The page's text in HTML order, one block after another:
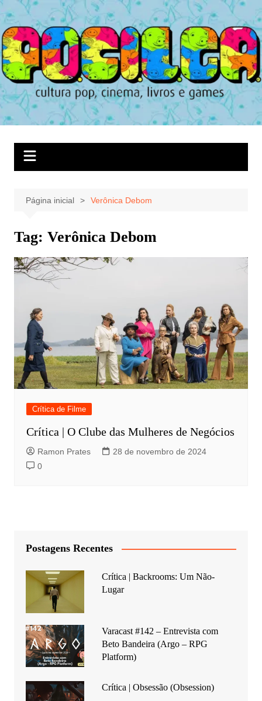
Ir
para
o
conteúdo
Página inicial Verônica Debom
Tag: Verônica Debom
Crítica de Filme
Crítica | O Clube das Mulheres de Negócios
Ramon Prates
28 de novembro de 2024
0
Postagens Recentes
Crítica | Backrooms: Um Não-
Lugar
Varacast #142 – Entrevista com
Beto Bandeira (Argo – RPG
Platform)
Crítica | Obsessão (Obsession)